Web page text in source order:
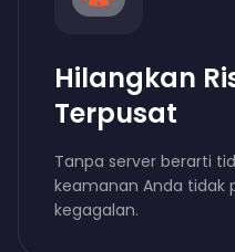
Hilangkan
Terpusat
Tanpa server berarti
keamanan Anda tidak
kegagalan.